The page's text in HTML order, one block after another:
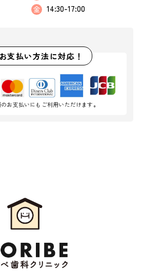
金 14:30-17:00
支払い方法に対応！
お支払いにもご利用いただけます。